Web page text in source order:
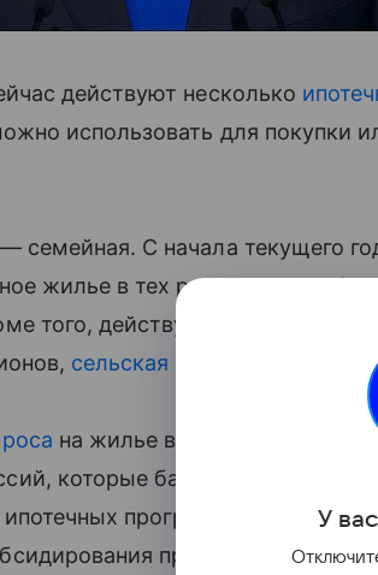
действуют несколько
использовать для покупки
семейная. С начала текущего
жилье в тех российских
того, действует ипотека для
сельская ипотека
на жилье власти
которые банки взимали при
программ, а также
процентной ставки
У